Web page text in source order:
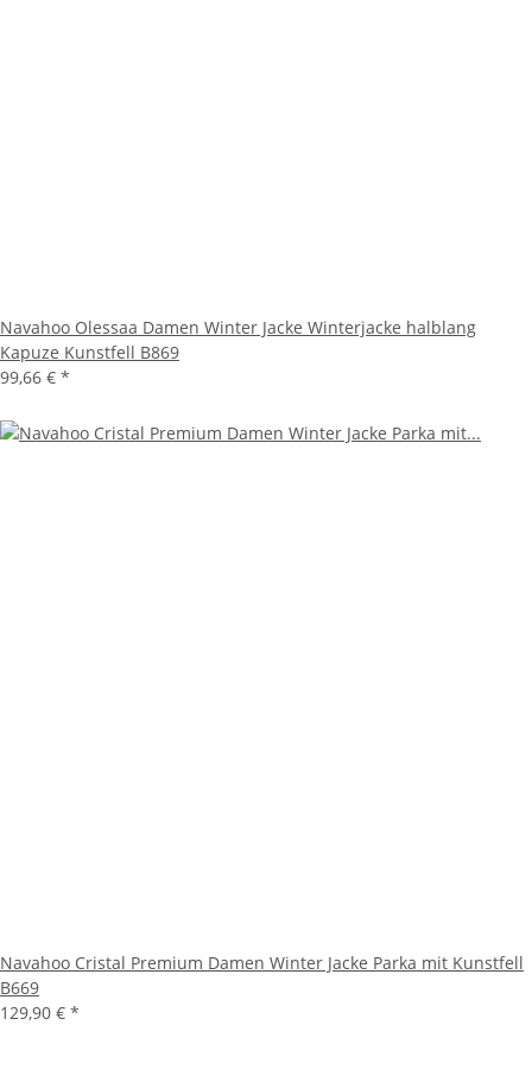
Navahoo Olessaa Damen Winter Jacke Winterjacke halblang
Kapuze Kunstfell B869
99,66 € *
Navahoo Cristal Premium Damen Winter Jacke Parka mit Kunstfell
B669
129,90 € *